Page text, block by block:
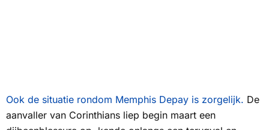
Ook de situatie rondom Memphis Depay is zorgelijk. De
aanvaller van Corinthians liep begin maart een